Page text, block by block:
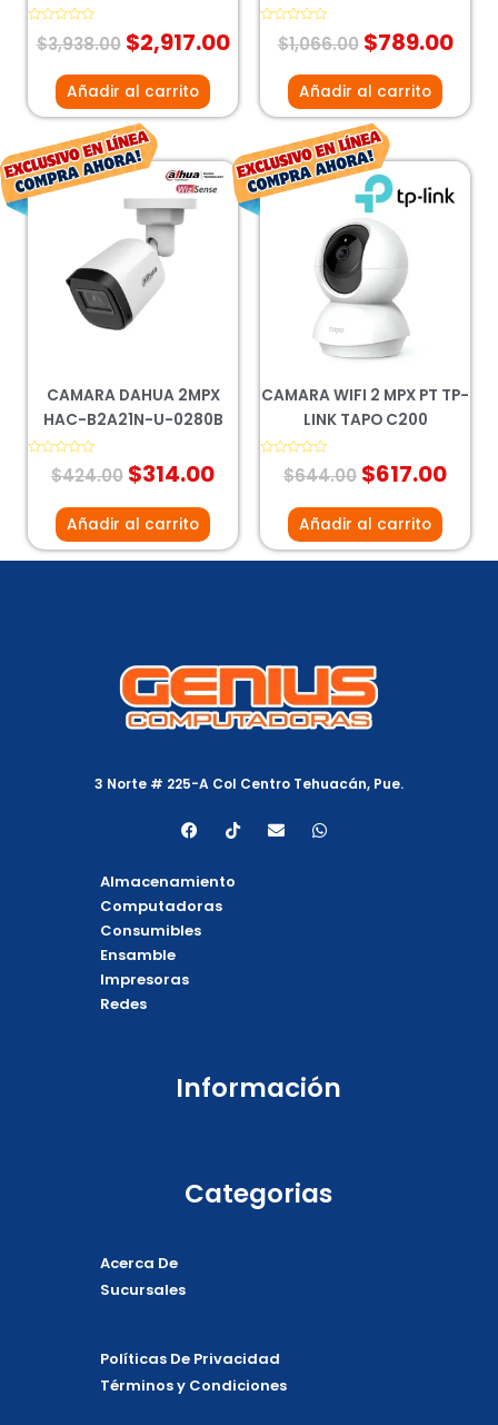
Valorado
con
$3,938.00 $2,917.00
Añadir al carrito
Valorado
con$1,066.00 $789.00
Añadir al carrito
CAMARA DAHUA 2MPX
HAC-B2A21N-U-0280B
Valorado
$424.00
El
precio
original
era:
$424.00.
$314.00
El
precio
Añadir al carrito
CAMARA WIFI 2 MPX PT TP-
LINK TAPO C200
Valorado
$644.00
El
precio
original
era:
$644.00.
$617.00
Añadir al carrito
3 Norte # 225-A Col Centro Tehuacán, Pue.
F
a
e
b
o
k
T
i
o
E
n
W
h
Almacenamiento
Computadoras
Consumibles
Ensamble
Impresoras
Redes
Información
Categorias
Acerca De
Sucursales
Políticas De Privacidad
Términos y Condiciones